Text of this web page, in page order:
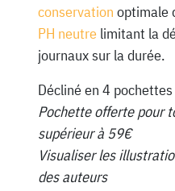
conservation optimale
PH neutrelimitant la
journaux sur la durée.
Décliné en 4
Pochette offerte pour
supérieur à 59€
Visualiser les
des auteurs